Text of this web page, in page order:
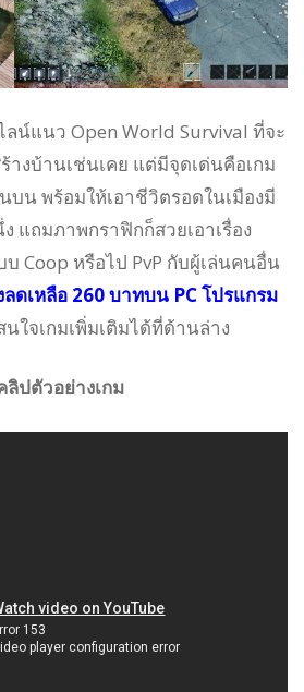
ลน์แนว Open World Survival ที่จะ
างบ้านเช่นเคย แต่มีจุดเด่นคือเกม
น พร้อมให้เอาชีวิตรอดในเมืองมี
แถมภาพกราฟิกก็สวยเอาเรื่อง
Coop หรือไป PvP กับผู้เล่นคนอื่น
ลดเหลือ 260 บาทบน PC โปรแกรม
ใจเกมเพิ่มเติมได้ที่ด้านล่าง
ลิปตัวอย่างเกม